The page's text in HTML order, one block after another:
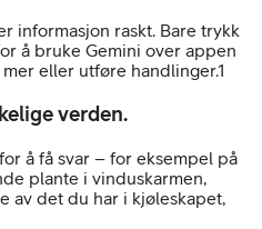
informasjon raskt. Bare trykk
å bruke Gemini over appen
eller utføre handlinger.1
verden.
å få svar – for eksempel på
plante i vinduskarmen,
av det du har i kjøleskapet,